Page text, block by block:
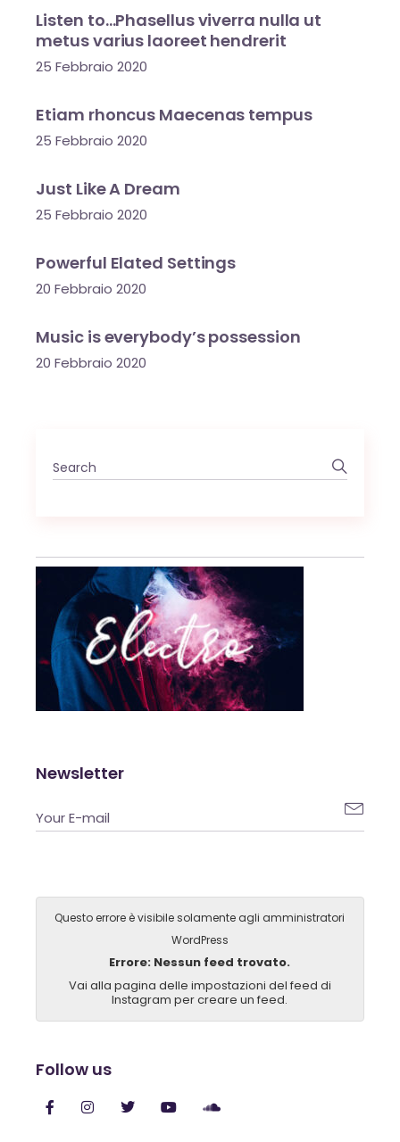
Listen to…Phasellus viverra nulla ut
metus varius laoreet hendrerit
25 Febbraio 2020
Etiam rhoncus Maecenas tempus
25 Febbraio 2020
Just Like A Dream
25 Febbraio 2020
Powerful Elated Settings
20 Febbraio 2020
Music is everybody’s possession
20 Febbraio 2020
Newsletter

Questo errore è visibile solamente agli amministratori
WordPress
Errore: Nessun feed trovato.
Vai alla pagina delle impostazioni del feed di
Instagram per creare un feed.
Follow us